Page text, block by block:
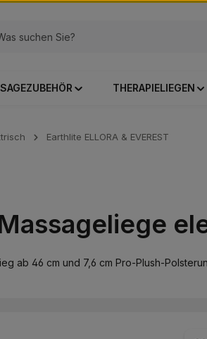
THERAPIELIEGEN
Earthlite ELLORA & EVEREST
ab 46 cm und 7,6 cm Pro-Plush-